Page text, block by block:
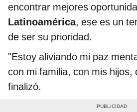
encontrar mejores
Latinoamérica, ese es un
de ser su prioridad.
"Estoy aliviando mi paz
con mi familia, con mis hijos,
finalizó.